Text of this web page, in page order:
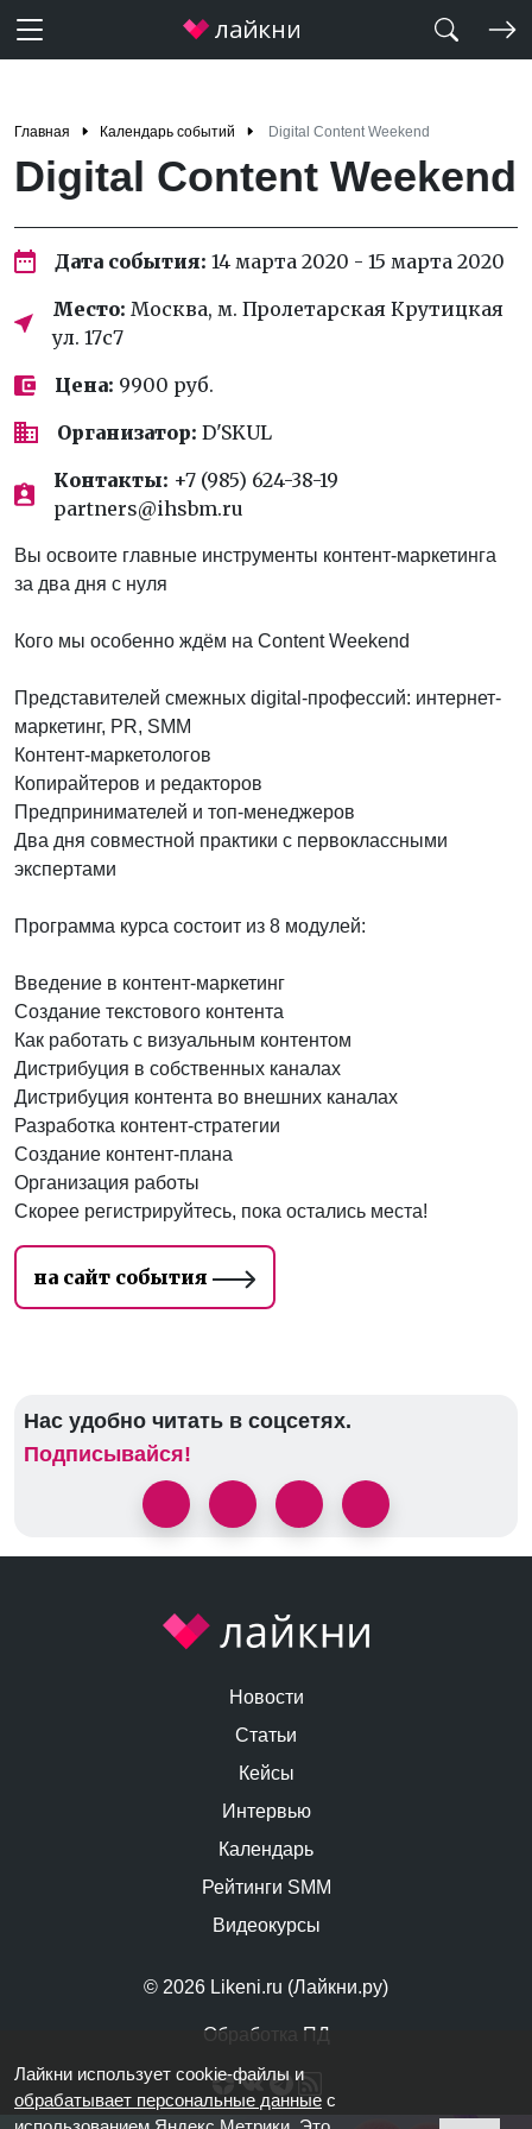
Главная Календарь событий Digital Content Weekend
Digital Content Weekend
Дата события: 14 марта 2020 - 15 марта 2020
Место: Москва, м. Пролетарская Крутицкая
ул. 17с7
Цена: 9900 руб.
Организатор: D'SKUL
Контакты: +7 (985) 624-38-19
partners@ihsbm.ru
Вы освоите главные инструменты контент-маркетинга
за два дня с нуля
Кого мы особенно ждём на Content Weekend
Представителей смежных digital-профессий: интернет-
маркетинг, PR, SMM
Контент-маркетологов
Копирайтеров и редакторов
Предпринимателей и топ-менеджеров
Два дня совместной практики c первоклассными
экспертами
Программа курса состоит из 8 модулей:
Введение в контент-маркетинг
Создание текстового контента
Как работать с визуальным контентом
Дистрибуция в собственных каналах
Дистрибуция контента во внешних каналах
Разработка контент-стратегии
Создание контент-плана
Организация работы
Скорее регистрируйтесь, пока остались места!
на сайт события
Нас удобно читать в соцсетях.
Подписывайся!
© 2026 Likeni.ru (Лайкни.ру)
Обработка ПД
Новости
Статьи
Кейсы
Интервью
Календарь
Рейтинги SMM
Видеокурсы
Лайкни использует cookie-файлы и
обрабатывает персональные данные с